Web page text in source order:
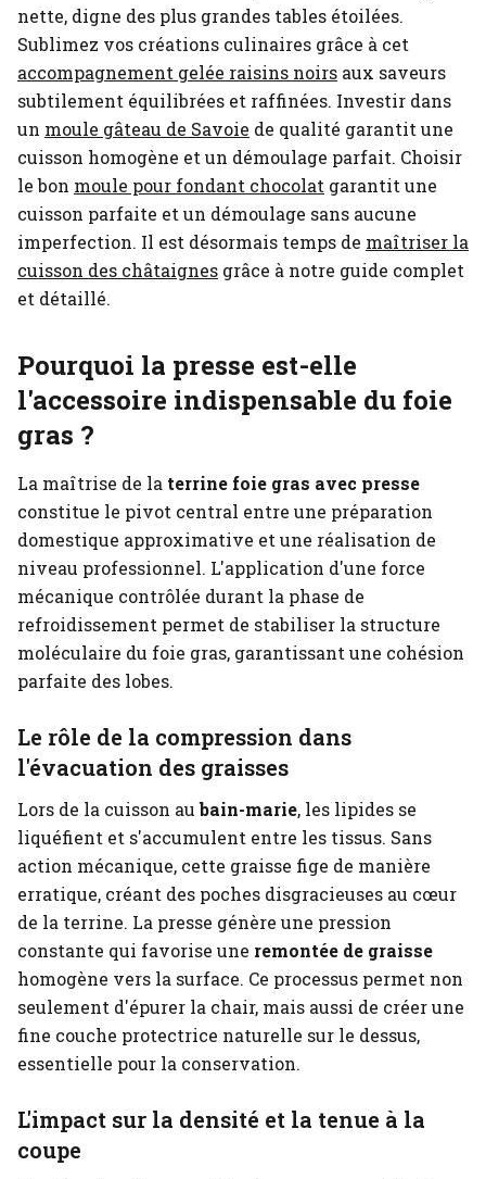
nette, digne des plus grandes tables étoilées.
Sublimez vos créations culinaires grâce à cet
accompagnement gelée raisins noirs aux saveurs
subtilement équilibrées et raffinées. Investir dans
un moule gâteau de Savoie de qualité garantit une
cuisson homogène et un démoulage parfait. Choisir
le bon moule pour fondant chocolat garantit une
cuisson parfaite et un démoulage sans aucune
imperfection. Il est désormais temps de maîtriser la
cuisson des châtaignes grâce à notre guide complet
et détaillé.
Pourquoi la presse est-elle
l'accessoire indispensable du foie
gras ?
La maîtrise de la terrine foie gras avec presse
constitue le pivot central entre une préparation
domestique approximative et une réalisation de
niveau professionnel. L'application d'une force
mécanique contrôlée durant la phase de
refroidissement permet de stabiliser la structure
moléculaire du foie gras, garantissant une cohésion
parfaite des lobes.
Le rôle de la compression dans
l'évacuation des graisses
Lors de la cuisson aubain-marie, les lipides se
liquéfient et s'accumulent entre les tissus. Sans
action mécanique, cette graisse fige de manière
erratique, créant des poches disgracieuses au cœur
de la terrine. La presse génère une pression
constante qui favorise une remontée de graisse
homogène vers la surface. Ce processus permet non
seulement d'épurer la chair, mais aussi de créer une
fine couche protectrice naturelle sur le dessus,
essentielle pour la conservation.
L'impact sur la densité et la tenue à la
coupe